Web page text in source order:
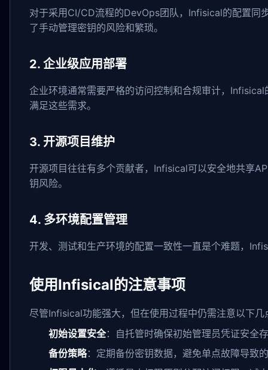
对于采用CI/CD流程的DevOps团队，Infisical的配置同
了手动管理密钥的风险和繁琐。
2. 企业级应用部署
企业环境通常需要严格的访问控制和合规审计，
满足这些需求。
3. 开源项目维护
开源项目往往有多个贡献者，Infisical可以安全地共享
钥风险。
4. 多环境配置管理
开发、测试和生产环境的配置一致性一直是个难题，
使用Infisical的注意事项
尽管Infisical功能强大，但在使用过程中仍需注意以下几
初始设置安全：自托管时确保初始管理员凭证安全
备份策略：定期备份密钥数据，避免单点故障导致